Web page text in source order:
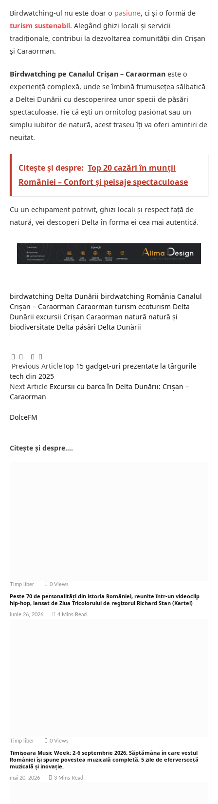
Birdwatching-ul nu este doar o pasiune, ci și o formă de
turism sustenabil. Alegând ghizi locali și servicii
tradiționale, contribui la dezvoltarea comunității din Crișan
și Caraorman.
Birdwatching pe Canalul Crișan – Caraorman este o
experiență complexă, unde se îmbină frumusețea sălbatică
a Deltei Dunării cu descoperirea unor specii de păsări
spectaculoase. Fie că ești un ornitolog pasionat sau un
simplu iubitor de natură, acest traseu îți va oferi amintiri de
neuitat.
Citește și despre: Top 20 cazări în munții
României – Confort și peisaje spectaculoase
Cu un echipament potrivit, ghizi locali și respect față de
natură, vei descoperi Delta în forma ei cea mai autentică.
birdwatching Delta Dunării birdwatching România Canalul
Crișan – Caraorman Caraorman turism ecoturism Delta
Dunării excursii Crișan Caraorman natură natură și
biodiversitate Delta păsări Delta Dunării
Facebook
Twitter
Pinterest
LinkedIn
Tumblr
Previous ArticleTop 15 gadget-uri prezentate la târgurile
tech din 2025
Next Article Excursii cu barca în Delta Dunării: Crișan –
Caraorman
DolceFM
Citește și despre....
Timp liber 0 Views
Peste 70 de personalități din istoria României, reunite într-un videoclip
hip-hop, lansat de Ziua Tricolorului de regizorul Richard Stan (Kartel)
iunie 26, 2026 4 Mins Read
Timp liber 0 Views
Timișoara Music Week: 2-6 septembrie 2026. Săptămâna în care vestul
României își spune povestea muzicală completă, 5 zile de eferversceță
muzicală și inovație.
mai 20, 2026 3 Mins Read